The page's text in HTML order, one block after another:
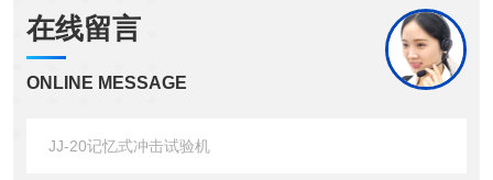
在线留言
ONLINE MESSAGE